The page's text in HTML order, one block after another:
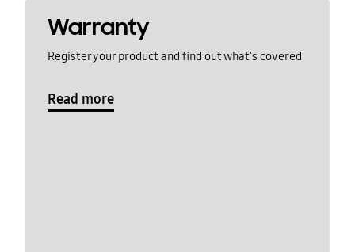
Warranty
Register your product and find out what's covered
Read more